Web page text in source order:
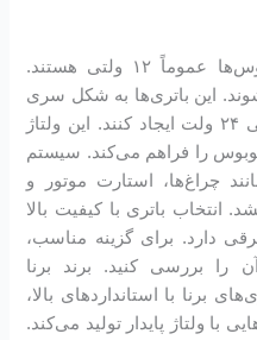
باتری‌های مورد استفاده در اتوبوس‌ها عموماً ۱۲ ولتی هستند.
این باتری‌ها به شکل سری
به هم متصل می‌شوند تا ولتاژ کلی ۲۴ ولت ایجاد کنند. این ولتاژ
را فراهم می‌کند. سیستم
چراغ‌ها، استارت موتور و
انتخاب باتری با کیفیت بالا
دارد. برای گزینه مناسب،
را بررسی کنید. برند برنا
برنا با استانداردهای بالا،
با ولتاژ پایدار تولید می‌کند.